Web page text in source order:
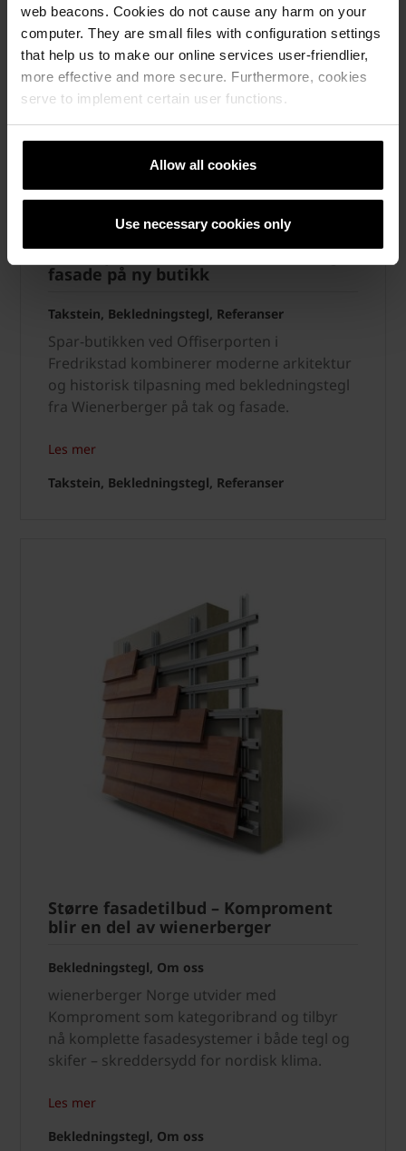
web beacons. Cookies do not cause any harm on your
computer. They are small files with configuration settings
that help us to make our online services user-friendlier,
more effective and more secure. Furthermore, cookies
serve to implement certain user functions.
Allow all cookies
Use necessary cookies only
Offiserporten: tegl forbinder tak og
fasade på ny butikk
Takstein, Bekledningstegl, Referanser
Spar-butikken ved Offiserporten i
Fredrikstad kombinerer moderne arkitektur
og historisk tilpasning med bekledningstegl
fra Wienerberger på tak og fasade.
Les mer
Takstein, Bekledningstegl, Referanser
Større fasadetilbud – Komproment
blir en del av wienerberger
Bekledningstegl, Om oss
wienerberger Norge utvider med
Komproment som kategoribrand og tilbyr
nå komplette fasadesystemer i både tegl og
skifer – skreddersydd for nordisk klima.
Les mer
Bekledningstegl, Om oss